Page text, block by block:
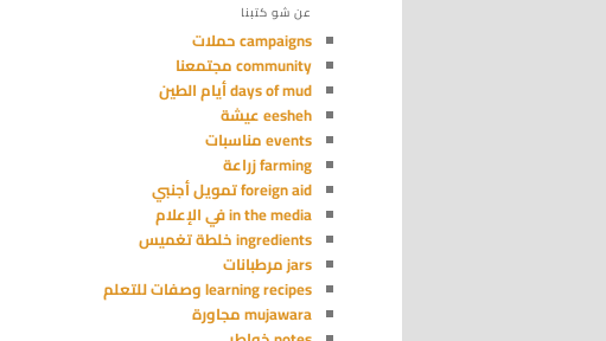
عن شو كتبنا
campaigns حملات
community مجتمعنا
days of mud أيام الطين
eesheh عيشة
events مناسبات
farming زراعة
foreign aid تمويل أجنبي
in the media في الإعلام
ingredients خلطة تغميس
jars مرطبانات
learning recipes وصفات للتعلم
mujawara مجاورة